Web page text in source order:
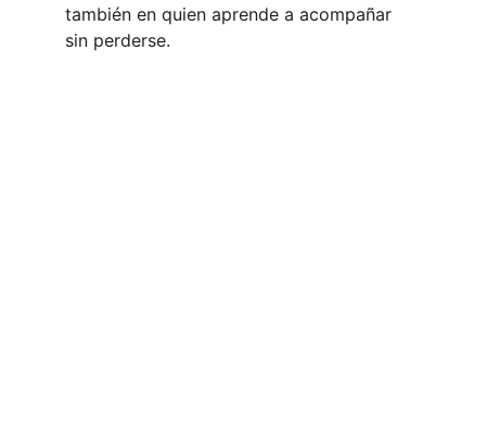
también en quien aprende a acompañar
sin perderse.